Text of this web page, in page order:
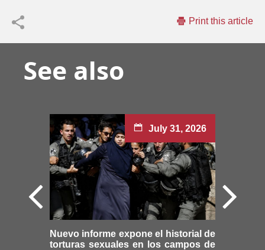
Print this article
See also
July 31, 2026
Nuevo informe expone el historial de
torturas sexuales en los campos de